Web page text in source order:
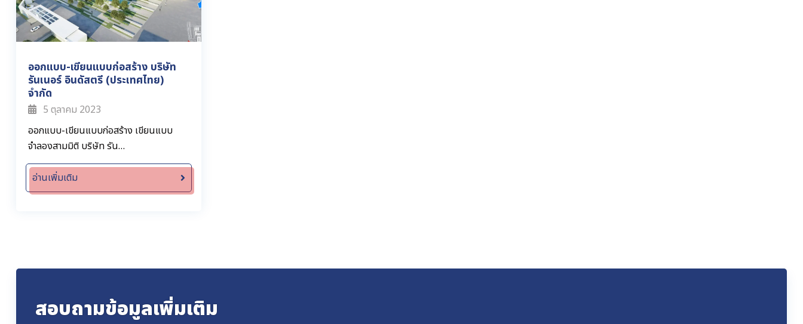
ออกแบบ-เขียนแบบก่อสร้าง บริษัท
รันเนอร์ อินดัสตรี (ประเทศไทย)
จำกัด
5 ตุลาคม 2023
ออกแบบ-เขียนแบบก่อสร้าง เขียนแบบ
จำลองสามมิติ บริษัท รัน…
อ่านเพิ่มเติม
สอบถามข้อมูลเพิ่มเติม